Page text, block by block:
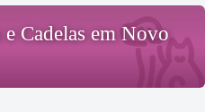
Cadelas em Novo